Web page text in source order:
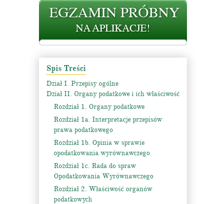
Spis Treści
Dział I. Przepisy ogólne
Dział II. Organy podatkowe i ich właściwość
Rozdział 1. Organy podatkowe
Rozdział 1a. Interpretacje przepisów
prawa podatkowego
Rozdział 1b. Opinia w sprawie
opodatkowania wyrównawczego
Rozdział 1c. Rada do spraw
Opodatkowania Wyrównawczego
Rozdział 2. Właściwość organów
podatkowych